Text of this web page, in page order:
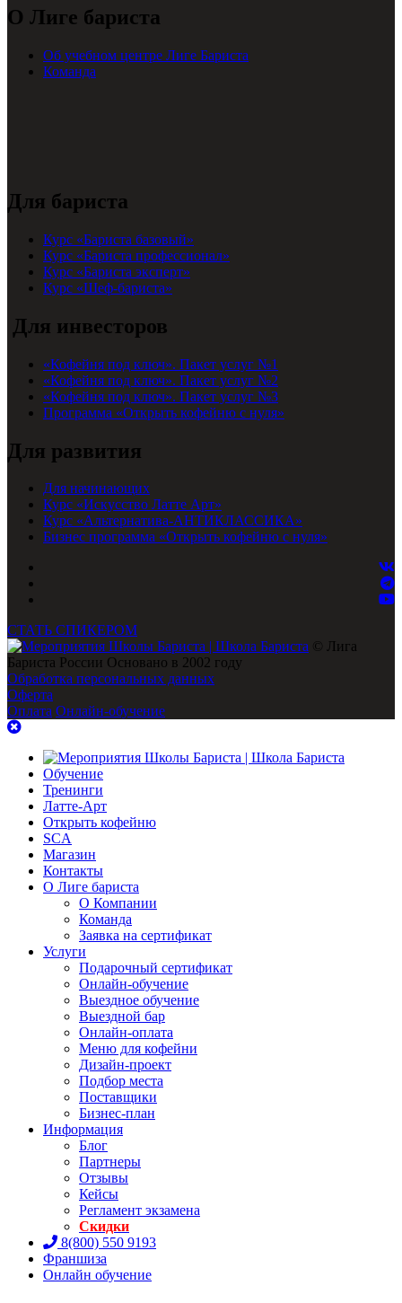
О Лиге бариста
Об учебном центре Лиге Бариста
Команда
Для бариста
Курс «Бариста базовый»
Курс «Бариста профессионал»
Курс «Бариста эксперт»
Курс «Шеф-бариста»
Для инвесторов
«Кофейня под ключ». Пакет услуг №1
«Кофейня под ключ». Пакет услуг №2
«Кофейня под ключ». Пакет услуг №3
Программа «Открыть кофейню с нуля»
Для развития
Для начинающих
Курс «Искусство Латте Арт»
Курс «Альтернатива-АНТИКЛАССИКА»
Бизнес программа «Открыть кофейню с нуля»
СТАТЬ СПИКЕРОМ
© Лига
Бариста России Основано в 2002 году
Обработка персональных данных
Оферта
Оплата Онлайн-обучение
Обучение
Тренинги
Латте-Арт
Открыть кофейню
SCA
Магазин
Контакты
О Лиге бариста
О Компании
Команда
Заявка на сертификат
Услуги
Подарочный сертификат
Онлайн-обучение
Выездное обучение
Выездной бар
Онлайн-оплата
Меню для кофейни
Дизайн-проект
Подбор места
Поставщики
Бизнес-план
Информация
Блог
Партнеры
Отзывы
Кейсы
Регламент экзамена
Скидки
8(800) 550 9193
Франшиза
Онлайн обучение